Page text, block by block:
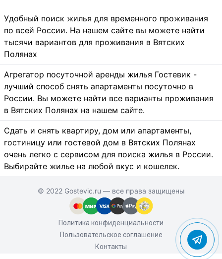
Удобный поиск жилья для временного проживания
по всей России. На нашем сайте вы можете найти
тысячи вариантов для проживания в Вятских
Полянах
Агрегатор посуточной аренды жилья Гостевик -
лучший способ снять апартаменты посуточно в
России. Вы можете найти все варианты проживания
в Вятских Полянах на нашем сайте.
Сдать и снять квартиру, дом или апартаменты,
гостиницу или гостевой дом в Вятских Полянах
очень легко с сервисом для поиска жилья в России.
Выбирайте жилье на любой вкус и кошелек.
© 2022 Gostevic.ru — все права защищены
Политика конфиденциальности
Пользовательское соглашение
Контакты